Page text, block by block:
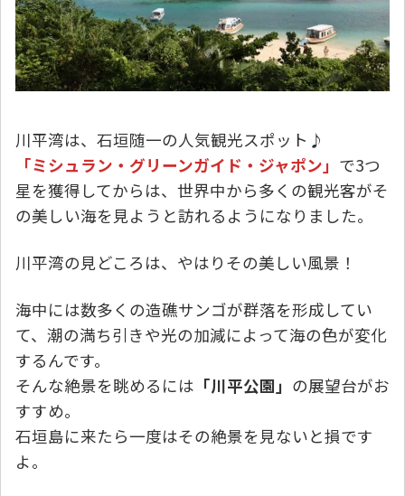
Loading...
川平湾は、石垣随一の人気観光スポット♪
「ミシュラン・グリーンガイド・ジャポン」 で3つ
星を獲得してからは、世界中から多くの観光客がそ
の美しい海を見ようと訪れるようになりました。
川平湾の見どころは、やはりその美しい風景！
海中には数多くの造礁サンゴが群落を形成してい
て、潮の満ち引きや光の加減によって海の色が変化
するんです。
そんな絶景を眺めるには 「川平公園」 の展望台がお
すすめ。
石垣島に来たら一度はその絶景を見ないと損です
よ。